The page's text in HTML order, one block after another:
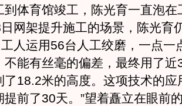
育馆竣工，陈光育一直泡在
网架提升施工的场景，陈光育
人运用56台人工绞磨，一点一
不能有丝毫的偏差，最终用了近
了18.2米的高度。这项技术的应
提前了30天。”望着矗立在眼前